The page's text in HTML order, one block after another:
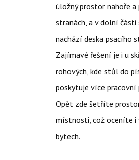
úložný prostor nahoře a
stranách, a v dolní části
nachází deska psacího
Zajímavé řešení je i u
rohových, kde stůl do
poskytuje více pracovní
Opět zde šetříte
místnosti, což oceníte i
bytech.